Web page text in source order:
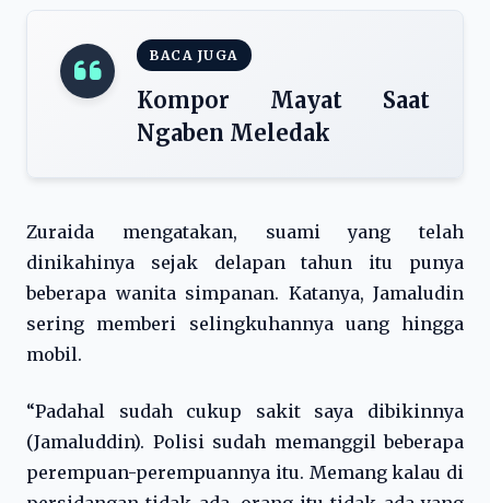
BACA JUGA
Kompor Mayat Saat
Ngaben Meledak
Zuraida mengatakan, suami yang telah
dinikahinya sejak delapan tahun itu punya
beberapa wanita simpanan. Katanya, Jamaludin
sering memberi selingkuhannya uang hingga
mobil.
“Padahal sudah cukup sakit saya dibikinnya
(Jamaluddin). Polisi sudah memanggil beberapa
perempuan-perempuannya itu. Memang kalau di